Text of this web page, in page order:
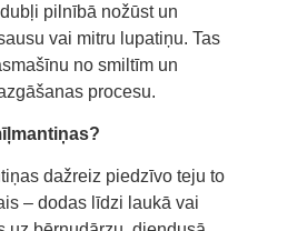
pilnībā nožūst un
vai mitru lupatiņu. Tas
no smiltīm un
procesu.
dažreiz piedzīvo teju to
– dodas līdzi laukā vai